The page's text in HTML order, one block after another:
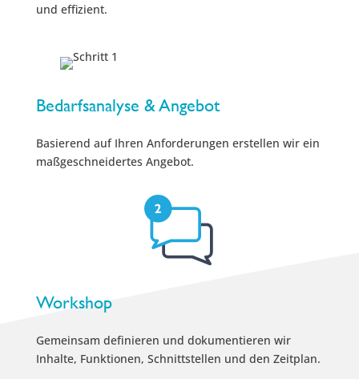
und effizient.
Bedarfsanalyse & Angebot
Basierend auf Ihren Anforderungen erstellen wir ein
maßgeschneidertes Angebot.
Workshop
Gemeinsam definieren und dokumentieren wir
Inhalte, Funktionen, Schnittstellen und den Zeitplan.